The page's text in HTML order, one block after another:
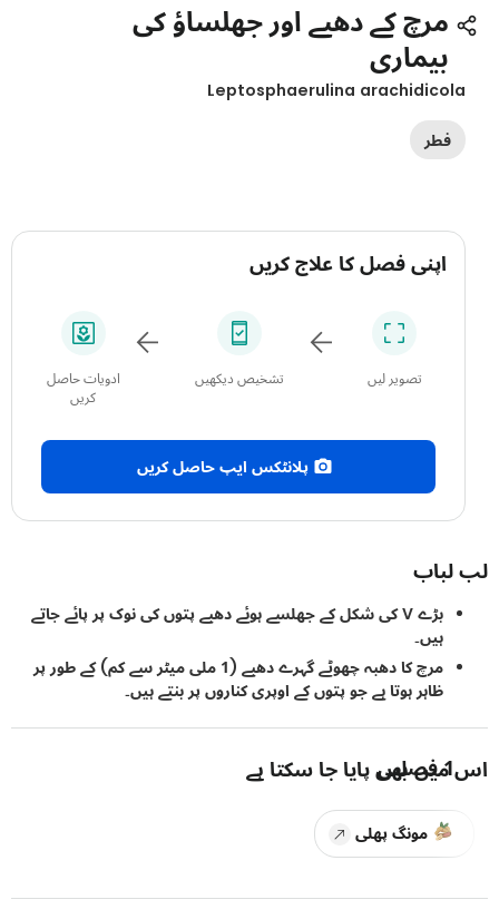
مرچ کے دھبے اور جھلساؤ کی
بیماری
Leptosphaerulina
اپنی فصل کا علاج کریں
تصویر لیں تشخیص دیکھیں
ادویات حاصل
پلانٹکس ایپ حاصل کریں
بڑے V کی شکل کے جھلسے ہوئے دھبے پتوں کی نوک پر پائے جاتے
مرچ کا دھبہ چھوٹے گہرے دھبے (1 ملی میٹر سے کم) کے طور پر
ظاہر ہوتا ہے جو پتوں کے اوپری کناروں پر بنتے ہیں۔
بھی پایا جا سکتا ہے
فصلیں
مونگ پھلی